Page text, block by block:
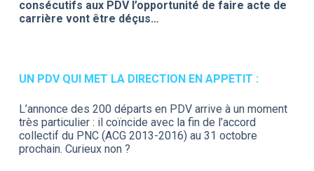
consécutifs aux PDV l’opportunité de faire acte de
carrière vont être déçus…
UN PDV QUI MET LA DIRECTION EN APPETIT :
L’annonce des 200 départs en PDV arrive à un moment
très particulier : il coïncide avec la fin de l’accord
collectif du PNC (ACG 2013-2016) au 31 octobre
prochain. Curieux non ?